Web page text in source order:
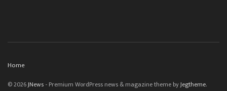
Home
© 2026JNews - Premium WordPress news & magazine theme byJegtheme.